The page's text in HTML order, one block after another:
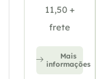
11,50 +
frete
Mais
informações